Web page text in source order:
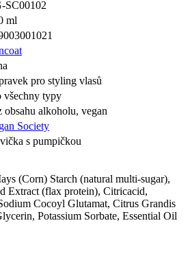
SC00102
ml
pro styling vlasů
všechny typy
obsahu alkoholu, vegan
Society
s pumpičkou
(Corn) Starch (natural multi-sugar),
Extract (flax protein), Citricacid,
Cocoyl Glutamat, Citrus Grandis
Potassium Sorbate, Essential Oil